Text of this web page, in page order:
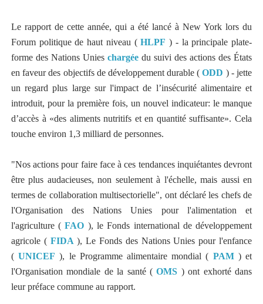
Le rapport de cette année, qui a été lancé à New York lors du
Forum politique de haut niveau (HLPF ) - la principale plate-
forme des Nations Unies chargéedu suivi des actions des États
en faveur des objectifs de développement durable (ODD ) - jette
un regard plus large sur l'impact de l’insécurité alimentaire et
introduit, pour la première fois, un nouvel indicateur: le manque
d’accès à «des aliments nutritifs et en quantité suffisante». Cela
touche environ 1,3 milliard de personnes.
"Nos actions pour faire face à ces tendances inquiétantes devront
être plus audacieuses, non seulement à l'échelle, mais aussi en
termes de collaboration multisectorielle", ont déclaré les chefs de
l'Organisation des Nations Unies pour l'alimentation et
l'agriculture (FAO ), le Fonds international de développement
agricole ( FIDA ), Le Fonds des Nations Unies pour l'enfance
(UNICEF ), le Programme alimentaire mondial ( PAM) et
l'Organisation mondiale de la santé (OMS ) ont exhorté dans
leur préface commune au rapport.